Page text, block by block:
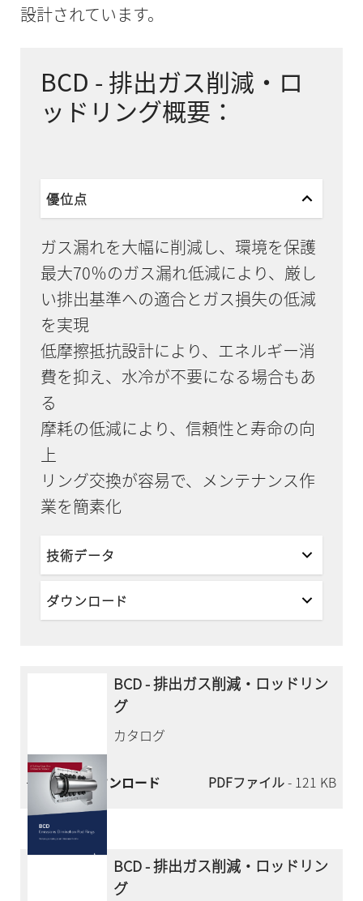
設計されています。
BCD - 排出ガス削減・ロ
ッドリング概要：
優位点
ガス漏れを大幅に削減し、環境を保護
最大70％のガス漏れ低減により、厳し
い排出基準への適合とガス損失の低減
を実現
低摩擦抵抗設計により、エネルギー消
費を抑え、水冷が不要になる場合もあ
る
摩耗の低減により、信頼性と寿命の向
上
リング交換が容易で、メンテナンス作
業を簡素化
技術データ
ダウンロード
BCD - 排出ガス削減・ロッドリン
グ
カタログ
今すぐダウンロード PDFファイル- 121 KB
BCD - 排出ガス削減・ロッドリン
グ